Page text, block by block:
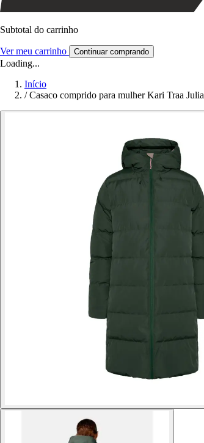
Subtotal do carrinho
Ver meu carrinho Continuar comprando
Loading...
Início
/ Casaco comprido para mulher Kari Traa Julia